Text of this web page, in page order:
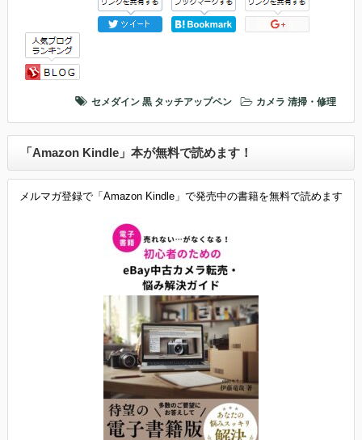
セメダイン 黒 タッチアップペン カメラ 清掃・修理
「Amazon Kindle」本が無料で読めます！
メルマガ登録で「Amazon Kindle」で発売中の書籍を無料で読めます